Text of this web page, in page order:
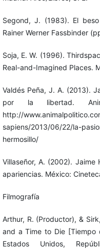
Segond, J. (1983). El
Rainer Werner Fassbinder
Soja, E. W. (1996).
Real-and-Imagined Places.
Valdés Peña, J. A. (2013).
por la libertad.
http://
sapiens/2013/06/22/la-
hermosillo/
Villaseñor, A. (2002). Jaime
apariencias. México:
Filmografía
Arthur, R. (Productor), &
and a Time to Die
Estados Unidos,